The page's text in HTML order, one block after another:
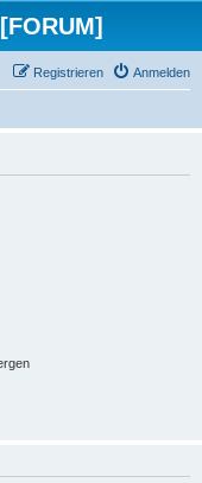
Anmelden
Registrieren